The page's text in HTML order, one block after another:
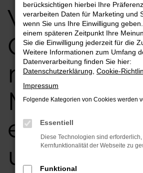
VW Golf
n-
München
einfach
und
berücksichtigen hierbei Ihre
verarbeiten Daten für Marketing und
wenn Sie uns Ihre Einwilligung
einem späteren Zeitpunkt Ihre
Sie die Einwilligung jederzeit für die
Weitere Informationen zum Umfang
Datenverarbeitung finden Sie hier:
Datenschutzerklärung Cookie-
Impressum
Folgende Kategorien von Cookies werden
Essentiell
Diese Technologien sind
Kernfunktionalität der Webseite zu
Funktional